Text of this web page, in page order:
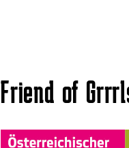
Friend of